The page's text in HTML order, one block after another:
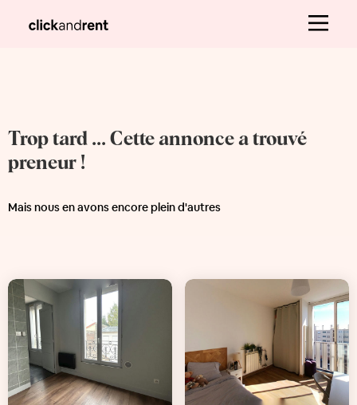
Trop tard ... Cette annonce a trouvé
preneur !
Mais nous en avons encore plein d'autres